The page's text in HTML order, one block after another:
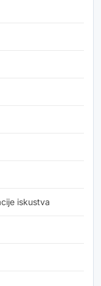
iskustva